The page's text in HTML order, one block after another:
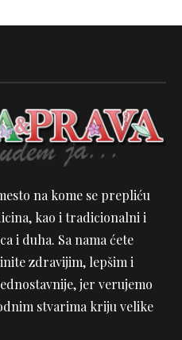
na kome se prepliću
kao i tradicionalni i
i duha. Sa nama ćete
zdravijim, lepšim i
jer verujemo
stvarima kriju velike